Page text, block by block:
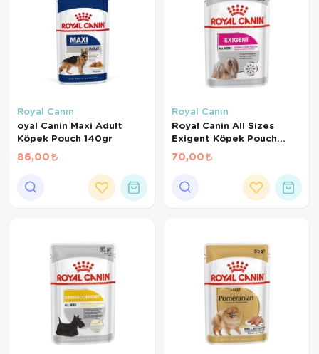
Royal Canın
oyal Canin Maxi Adult
Köpek Pouch 140gr
86,00
Royal Canın
Royal Canin All Sizes
Exigent Köpek Pouch
85gr
70,00